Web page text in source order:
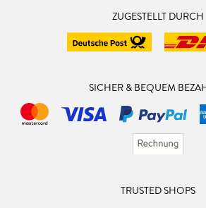
ZUGESTELLT DURCH
SICHER & BEQUEM
TRUSTED SHOPS